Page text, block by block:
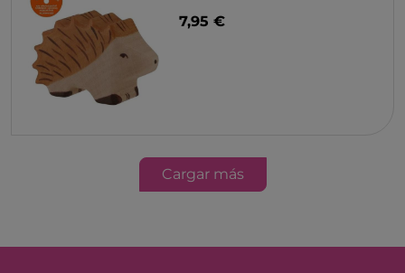
7,95 €
Cargar más